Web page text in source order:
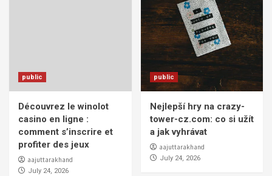
public
Découvrez le winolot
casino en ligne :
comment s’inscrire et
profiter des jeux
aajuttarakhand
July 24, 2026
public
Nejlepší hry na crazy-
tower-cz.com: co si užít
a jak vyhrávat
aajuttarakhand
July 24, 2026